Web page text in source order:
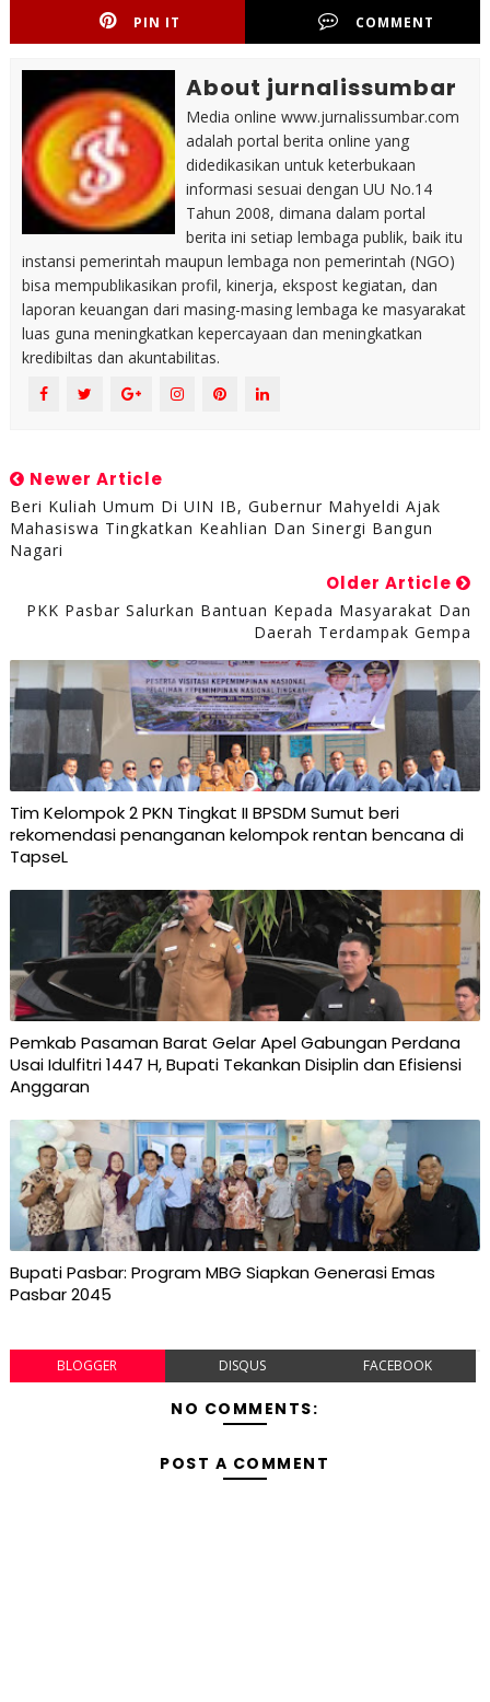
PIN IT COMMENT
About jurnalissumbar
Media online www.jurnalissumbar.com
adalah portal berita online yang
didedikasikan untuk keterbukaan
informasi sesuai dengan UU No.14
Tahun 2008, dimana dalam portal
berita ini setiap lembaga publik, baik itu
instansi pemerintah maupun lembaga non pemerintah (NGO)
bisa mempublikasikan profil, kinerja, ekspost kegiatan, dan
laporan keuangan dari masing-masing lembaga ke masyarakat
luas guna meningkatkan kepercayaan dan meningkatkan
kredibiltas dan akuntabilitas.
Newer Article
Beri Kuliah Umum Di UIN IB, Gubernur Mahyeldi Ajak
Mahasiswa Tingkatkan Keahlian Dan Sinergi Bangun
Nagari
Older Article
PKK Pasbar Salurkan Bantuan Kepada Masyarakat Dan
Daerah Terdampak Gempa
Tim Kelompok 2 PKN Tingkat II BPSDM Sumut beri
rekomendasi penanganan kelompok rentan bencana di
TapseL
Pemkab Pasaman Barat Gelar Apel Gabungan Perdana
Usai Idulfitri 1447 H, Bupati Tekankan Disiplin dan Efisiensi
Anggaran
Bupati Pasbar: Program MBG Siapkan Generasi Emas
Pasbar 2045
BLOGGER DISQUS FACEBOOK
NO COMMENTS:
POST A COMMENT